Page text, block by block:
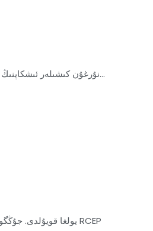
نۇرغۇن كىشىلەر ئىشكاپنىڭ